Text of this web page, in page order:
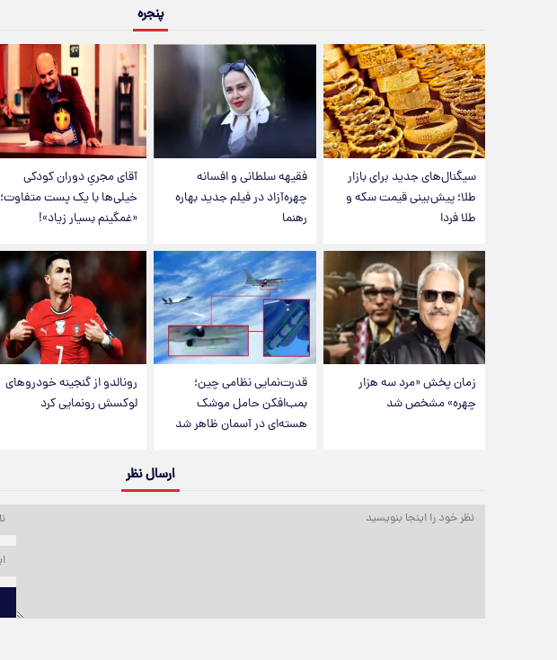
پنجره
سیگنال‌های جدید برای بازار
طلا؛ پیش‌بینی قیمت سکه و
طلا فردا
فقیهه سلطانی و افسانه
چهره‌آزاد در فیلم جدید بهاره
رهنما
آقای مجریِ دوران کودکی
خیلی‌ها با یک پست متفاوت؛
«غمگینم بسیار زیاد»!
زمان پخش «مرد سه هزار
چهره» مشخص شد
قدرت‌نمایی نظامی چین؛
بمب‌افکن حامل موشک
هسته‌ای در آسمان ظاهر شد
رونالدو از گنجینه خودروهای
لوکسش رونمایی کرد
ارسال نظر